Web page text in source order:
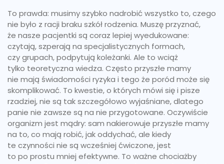
To prawda: musimy szybko nadrobić wszystko to, czego
nie było z racji braku szkół rodzenia. Muszę przyznać,
że nasze pacjentki są coraz lepiej wyedukowane:
czytają, szperają na specjalistycznych formach,
czy grupach, podpytują koleżanki. Ale to wciąż
tylko teoretyczna wiedza. Często przyszłe mamy
nie mają świadomości ryzyka i tego że poród może się
skomplikować. To kwestie, o których mówi się i pisze
rzadziej, nie są tak szczegółowo wyjaśniane, dlatego
panie nie zawsze są na nie przygotowane. Oczywiście
organizm jest mądry: sam nakierowuje przyszłe mamy
na to, co mają robić, jak oddychać, ale kiedy
te czynności nie są wcześniej ćwiczone, jest
to po prostu mniej efektywne. To ważne chociażby